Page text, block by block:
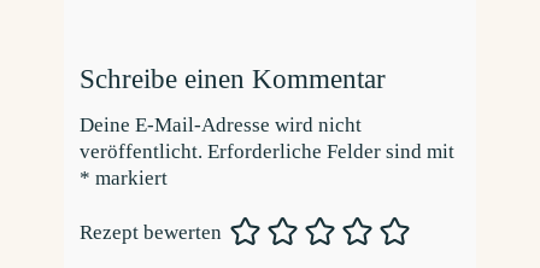
Schreibe einen Kommentar
Deine E-Mail-Adresse wird nicht
veröffentlicht. Erforderliche Felder sind mit
* markiert
Rezept bewerten